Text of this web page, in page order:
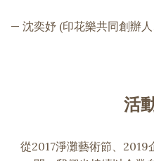
— 沈奕妤 (印花樂共同創辦
活
從2017淨灘藝術節、2019